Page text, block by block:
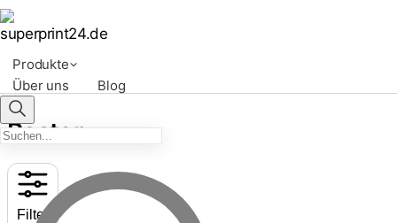
Produkte
Über uns
Blog
Poster
Filter